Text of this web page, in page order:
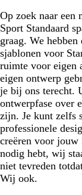
l
a
u
w
d
Op zoek naar een
Sport Standaard
graag. We
sjablonen voor
ruimte voor eigen
eigen ontwerp
je bij ons terecht.
ontwerpfase over
zijn. Je kunt zelfs
professionele
creëren voor jouw
nodig hebt, wij
niet tevreden
Wij ook.